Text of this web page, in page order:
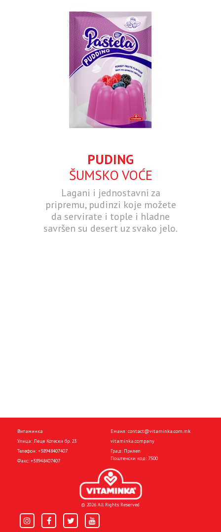
PUDING
ŠUMSKO VOĆE
Lagani i jednostavni za
pripremu, pudinzi koje možete
da servirate i tople i hladne
savršen su desert uz svako jelo.
Витаминка
Улица: Леце Котески бр. 23
Телефон: +38948407407
Факс: +38948407407
Емаил: contact@vitaminka.com.mk
vitaminka.company
Град: Прилеп
Поштенски код: 7500
© 2026 All Rights Reserved